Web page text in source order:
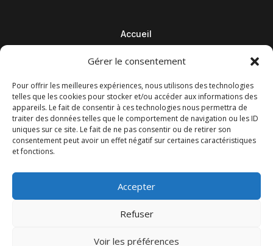
Gérer le consentement
Pour offrir les meilleures expériences, nous utilisons des technologies
telles que les cookies pour stocker et/ou accéder aux informations des
appareils. Le fait de consentir à ces technologies nous permettra de
traiter des données telles que le comportement de navigation ou les ID
uniques sur ce site. Le fait de ne pas consentir ou de retirer son
consentement peut avoir un effet négatif sur certaines caractéristiques
et fonctions.
Accepter
Refuser
Voir les préférences
Accueil
© M Development 2026– Mentions légales